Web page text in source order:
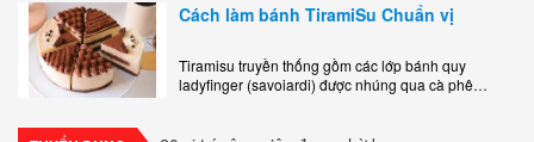
ngon, làm..
Cách làm bánh TiramiSu Chuẩn vị
Tiramisu truyền thống gồm các lớp bánh quy
ladyfinger (savoiardi) được nhúng qua cà phê